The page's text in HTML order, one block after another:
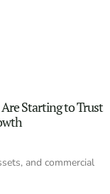
Starting to Trust
and commercial